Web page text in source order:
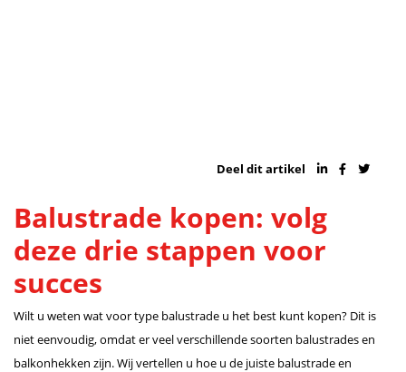
Deel dit artikel
Balustrade kopen: volg
deze drie stappen voor
succes
Wilt u weten wat voor type balustrade u het best kunt kopen? Dit is
niet eenvoudig, omdat er veel verschillende soorten balustrades en
balkonhekken zijn. Wij vertellen u hoe u de juiste balustrade en